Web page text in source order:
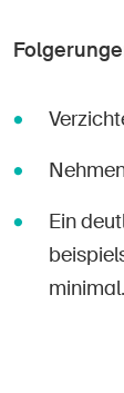
Ein